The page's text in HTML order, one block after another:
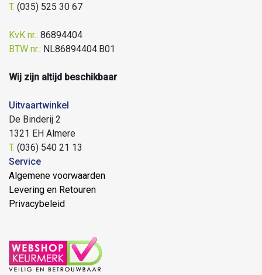
T. (035) 525 30 67
KvK nr.: 86894404
BTW nr.: NL86894404.B01
Wij zijn altijd beschikbaar
Uitvaartwinkel
De Binderij 2
1321 EH Almere
T. (036) 540 21 13
Service
Algemene voorwaarden
Levering en Retouren
Privacybeleid